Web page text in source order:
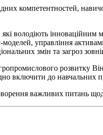
компетентностей,
володіють
управління
змін та загроз
включити до навчальних
важливих питань